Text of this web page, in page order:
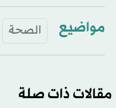
مواضيع الصحة
مقالات ذات صلة